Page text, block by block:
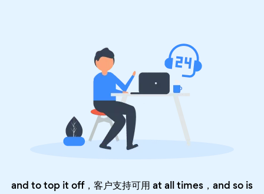
and to top it off，客户支持可用 at all times，and so is